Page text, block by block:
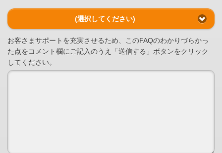
(選択してください)
お客さまサポートを充実させるため、このFAQのわかりづらかっ
た点をコメント欄にご記入のうえ「送信する」ボタンをクリック
してください。